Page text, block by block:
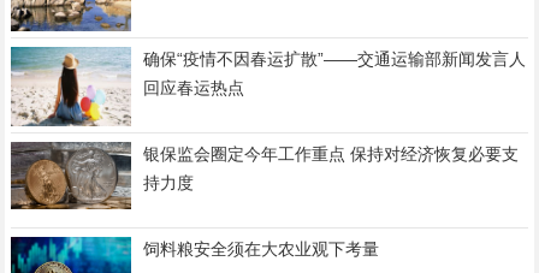
确保“疫情不因春运扩散”——交通运输部新闻发言人
回应春运热点
银保监会圈定今年工作重点 保持对经济恢复必要支
持力度
饲料粮安全须在大农业观下考量